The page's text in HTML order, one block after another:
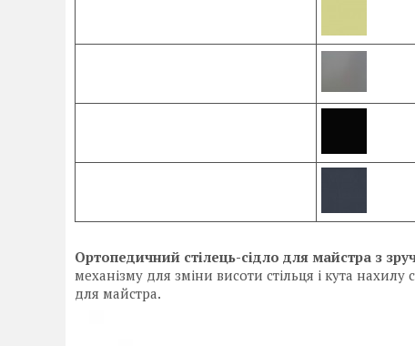
Ортопедичний стілець-сідло для майстра з
механізму для зміни висоти стільця і кута
для майстра.